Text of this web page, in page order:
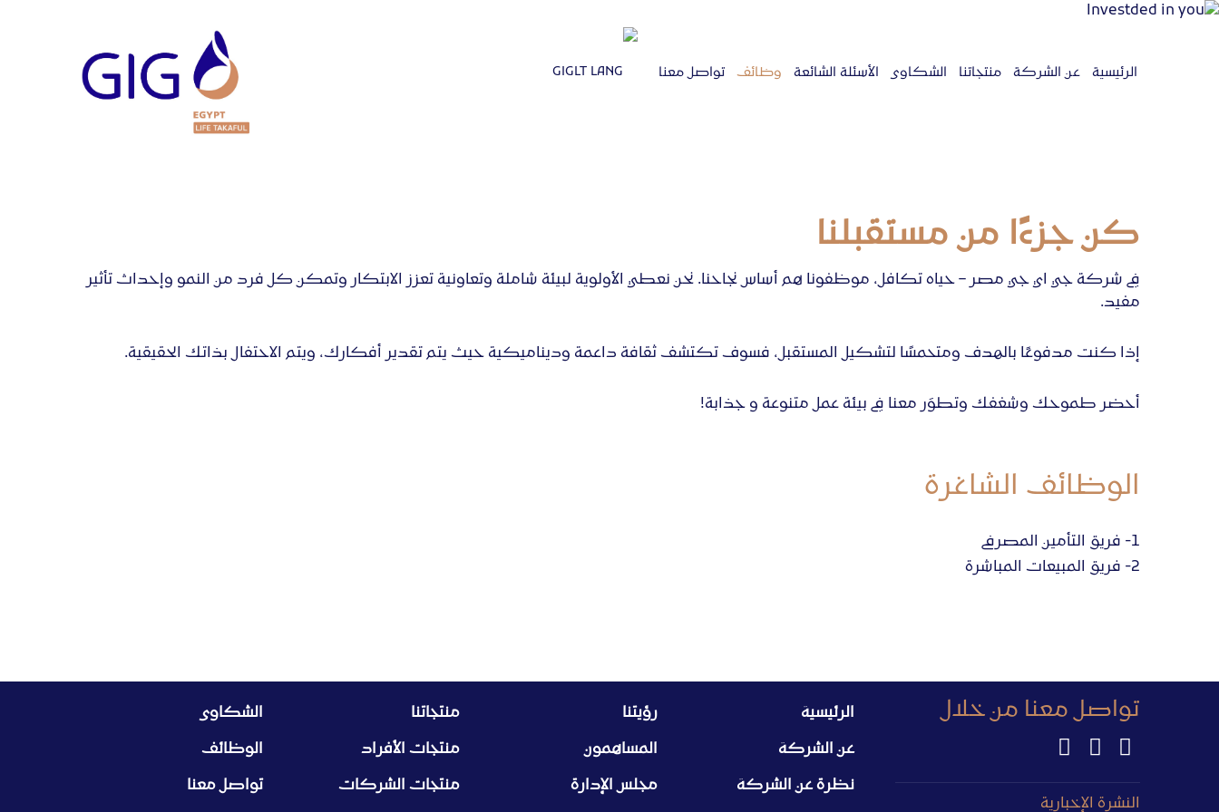
الرئيسية عن الشركة منتجاتنا الشكاوى الأسئلة الشائعة وظائف تواصل معنا
كن جزءًا من مستقبلنا
في شركة جي اي جي مصر – حياه تكافل، موظفونا هم أساس نجاحنا. نحن نعطي الأولوية لبيئة شاملة وتعاونية تعزز الابتكار وتمكن كل فرد من النمو وإحداث تأثير
مفيد.
إذا كنت مدفوعًا بالهدف ومتحمسًا لتشكيل المستقبل، فسوف تكتشف ثقافة داعمة وديناميكية حيث يتم تقدير أفكارك، ويتم الاحتفال بذاتك الحقيقية.
أحضر طموحك وشغفك وتطوَر معنا في بيئة عمل متنوعة و جذابة!
الوظائف الشاغرة
1-
فريق التأمين المصرفى
2-
فريق المبيعات المباشرة
الرئيسية
عن الشركة
نظرة عن الشركة
رؤيتنا
المساهمون
مجلس الإدارة
منتجاتنا
منتجات الأفراد
منتجات الشركات
الشكاوى
الوظائف
تواصل معنا
تواصل معنا من خلال
النشرة الإخبارية